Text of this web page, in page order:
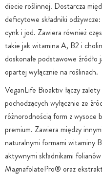
diecie roślinnej. Dostarcza
deficytowe składniki
cynk i jod. Zawiera również
takie jak witamina A, B2 i
doskonałe podstawowe
opartej wyłącznie na roślinach.
VeganLife Bioaktiv łączy
pochodzących wyłącznie ze
różnorodnością form z wysoce
premium. Zawiera między
naturalnymi formami witaminy
aktywnymi składnikami
MagnafolatePro® oraz